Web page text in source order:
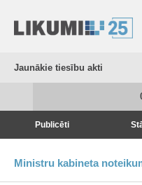
Jaunākie tiesību akti
Publicēti
Ministru kabineta